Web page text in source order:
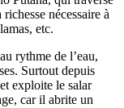
nécessaire à
etc.
rythme de l’eau,
Surtout depuis
exploite le salar
car il abrite un